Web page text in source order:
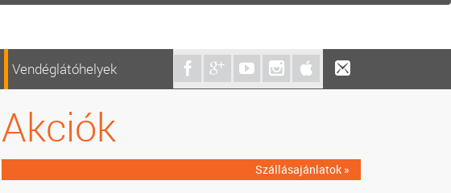
Vendéglátóhelyek
Akciók
Szállásajánlatok »